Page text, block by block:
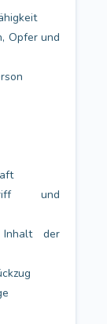
Opfer und
und
der